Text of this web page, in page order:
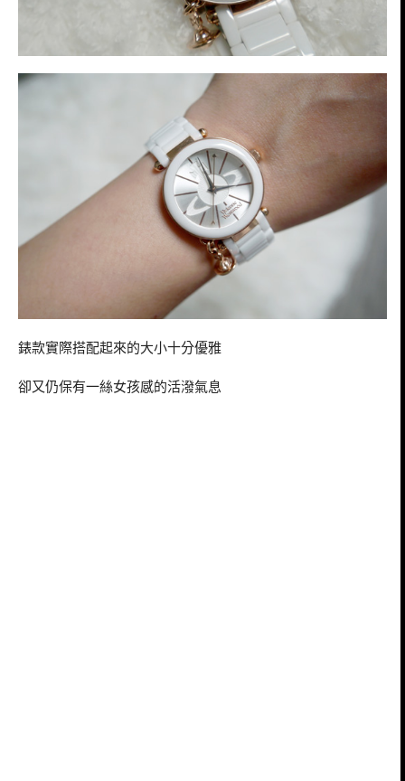
錶款實際搭配起來的大小十分優雅
卻又仍保有一絲女孩感的活潑氣息